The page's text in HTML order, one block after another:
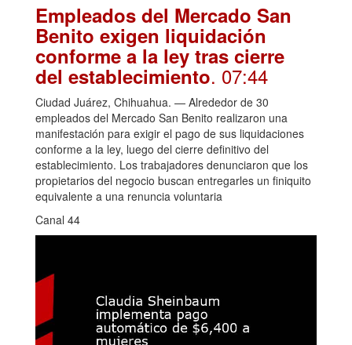
Empleados del Mercado San
Benito exigen liquidación
conforme a la ley tras cierre
del establecimiento. 07:44
Ciudad Juárez, Chihuahua. — Alrededor de 30
empleados del Mercado San Benito realizaron una
manifestación para exigir el pago de sus liquidaciones
conforme a la ley, luego del cierre definitivo del
establecimiento. Los trabajadores denunciaron que los
propietarios del negocio buscan entregarles un finiquito
equivalente a una renuncia voluntaria
Canal 44